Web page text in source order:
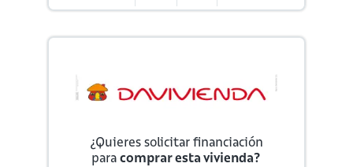
¿Quieres solicitar financiación
paracomprar esta vivienda?